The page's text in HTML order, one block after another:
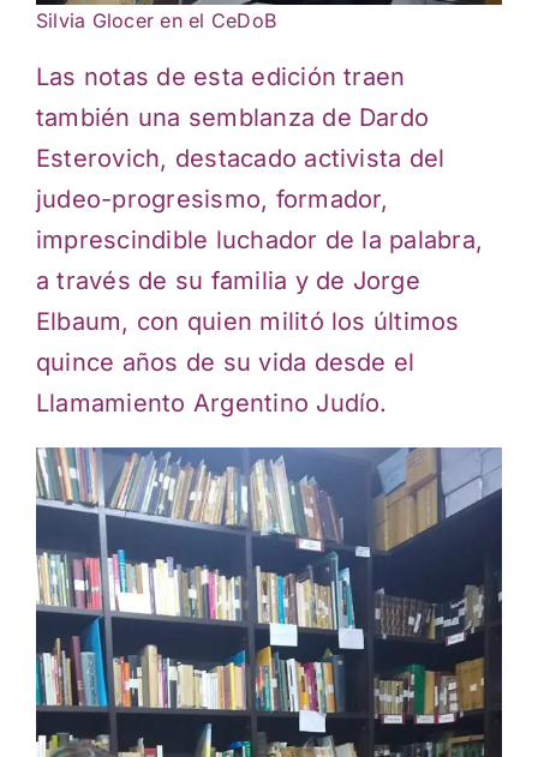
Silvia Glocer en el CeDoB
Las notas de esta edición traen
también una semblanza de Dardo
Esterovich, destacado activista del
judeo-progresismo, formador,
imprescindible luchador de la palabra,
a través de su familia y de Jorge
Elbaum, con quien militó los últimos
quince años de su vida desde el
Llamamiento Argentino Judío.